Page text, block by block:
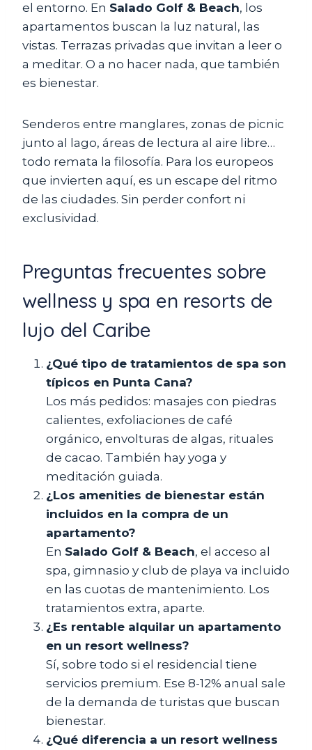
el entorno. En Salado Golf & Beach, los
apartamentos buscan la luz natural, las
vistas. Terrazas privadas que invitan a leer o
a meditar. O a no hacer nada, que también
es bienestar.
Senderos entre manglares, zonas de picnic
junto al lago, áreas de lectura al aire libre…
todo remata la filosofía. Para los europeos
que invierten aquí, es un escape del ritmo
de las ciudades. Sin perder confort ni
exclusividad.
Preguntas frecuentes sobre
wellness y spa en resorts de
lujo del Caribe
¿Qué tipo de tratamientos de spa son
típicos en Punta Cana?
Los más pedidos: masajes con piedras
calientes, exfoliaciones de café
orgánico, envolturas de algas, rituales
de cacao. También hay yoga y
meditación guiada.
¿Los amenities de bienestar están
incluidos en la compra de un
apartamento?
En Salado Golf & Beach, el acceso al
spa, gimnasio y club de playa va incluido
en las cuotas de mantenimiento. Los
tratamientos extra, aparte.
¿Es rentable alquilar un apartamento
en un resort wellness?
Sí, sobre todo si el residencial tiene
servicios premium. Ese 8-12% anual sale
de la demanda de turistas que buscan
bienestar.
¿Qué diferencia a un resort wellness